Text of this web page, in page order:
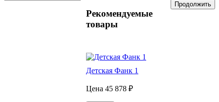
Продолжить
Рекомендуемые
товары
Детская Фанк 1
Цена 45 878 ₽